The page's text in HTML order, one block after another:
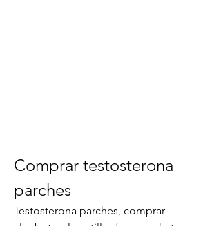
Comprar testosterona
parches
Testosterona parches, comprar